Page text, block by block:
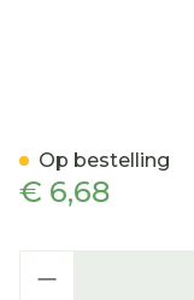
€ 6,68
Op bestelling